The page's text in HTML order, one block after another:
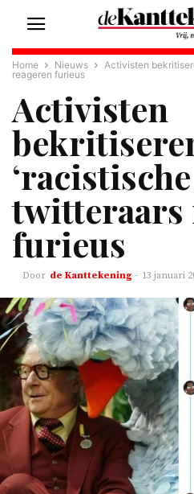
Home Nieuws
Activisten
reageren furieus
Activisten
‘racistische
twitteraars
furieus
de Kanttekening - 13 januari